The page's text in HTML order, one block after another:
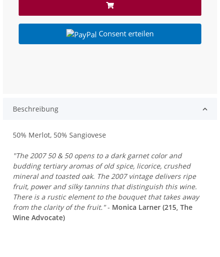
Consent erteilen
Beschreibung
50% Merlot, 50% Sangiovese
"The 2007 50 & 50 opens to a dark garnet color and
budding tertiary aromas of old spice, licorice, crushed
mineral and toasted oak. The 2007 vintage delivers ripe
fruit, power and silky tannins that distinguish this wine.
There is a rustic element to the bouquet that takes away
from the clarity of the fruit."- Monica Larner (215, The
Wine Advocate)